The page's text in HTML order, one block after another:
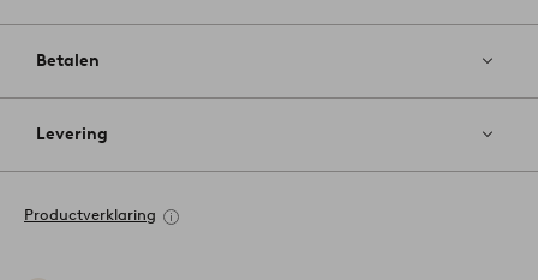
Betalen
Levering
Productverklaring